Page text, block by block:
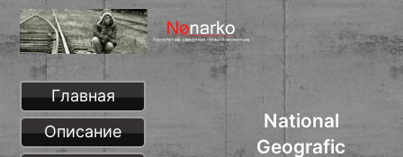
National
Geografic
Главная
Описание